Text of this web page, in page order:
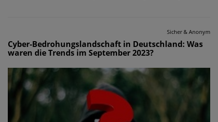
Sicher & Anonym
Cyber-Bedrohungslandschaft in Deutschland: Was
waren die Trends im September 2023?